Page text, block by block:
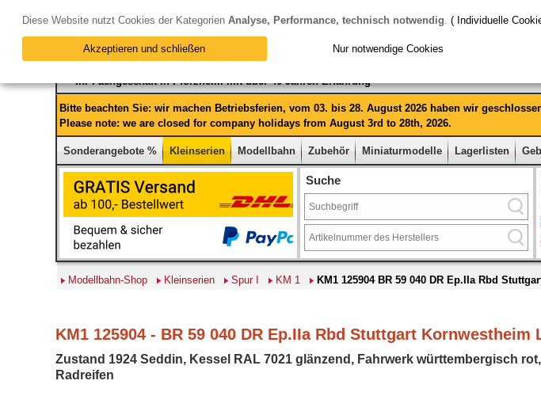
Ihr Fachgeschäft in Pforzheim mit über 40 Jahren Erfahrung
Bitte beachten Sie: wir machen Betriebsferien, vom 03. bis 28. August 2026 haben wir
Please note: we are closed for company holidays from August 3rd to 28th, 2026.
Sonderangebote % Kleinserien Modellbahn Zubehör Miniaturmodelle Lagerlisten
Suche
Modellbahn-Shop Kleinserien Spur I KM 1 KM1 125904 BR 59 040 DR Ep.IIa Rbd
KM1 125904 - BR 59 040 DR Ep.IIa Rbd Stuttgart
Zustand 1924 Seddin, Kessel RAL 7021 glänzend, Fahrwerk württembergisch
Radreifen
Diese Website nutzt Cookies der Kategorien Analyse, Performance, technisch notwendig. ( Individuelle
Akzeptieren und schließen Nur notwendige Cookies